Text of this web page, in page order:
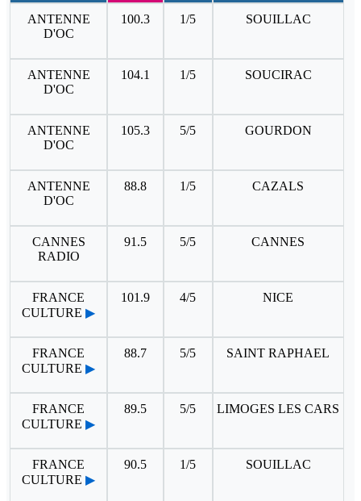
ANTENNE
D'OC
100.3 1/5 SOUILLAC
ANTENNE
D'OC
104.1 1/5 SOUCIRAC
ANTENNE
D'OC
105.3 5/5 GOURDON
ANTENNE
D'OC
88.8 1/5 CAZALS
CANNES
RADIO
91.5 5/5 CANNES
FRANCE
CULTURE ▶
101.9 4/5 NICE
FRANCE
CULTURE ▶
88.7 5/5 SAINT RAPHAEL
FRANCE
CULTURE ▶
89.5 5/5 LIMOGES LES CARS
FRANCE
CULTURE ▶
90.5 1/5 SOUILLAC